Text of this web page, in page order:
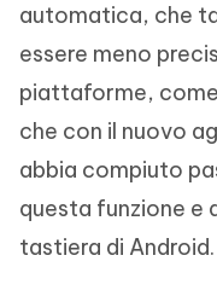
automatica, che
essere meno
piattaforme,
che con il nuovo
abbia compiuto
questa funzione e
tastiera di Android.